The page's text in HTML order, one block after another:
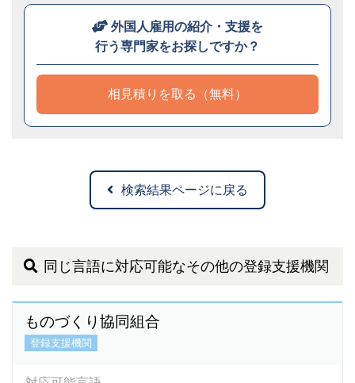
外国人雇用の紹介・支援を
行う専門家をお探しですか？
相見積りを取る（無料）
検索結果ページに戻る
同じ言語に対応可能なその他の登録支援機関
ものづくり協同組合
登録支援機関